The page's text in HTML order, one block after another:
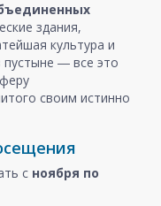
здания,
культура и
пустыне ― все это
своим истинно
с ноября по